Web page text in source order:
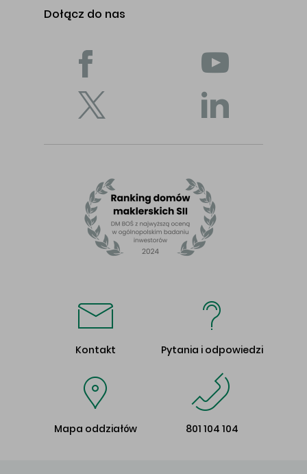
Dołącz do nas
Kontakt Pytania i odpowiedzi
Mapa oddziałów 801 104 104